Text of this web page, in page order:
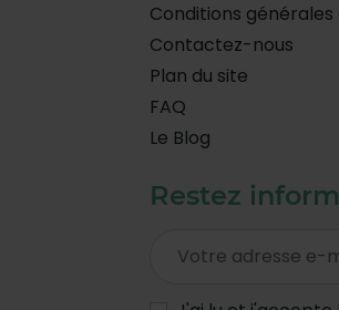
Conditions
Contactez-nous
Plan du site
FAQ
Le Blog
Restez